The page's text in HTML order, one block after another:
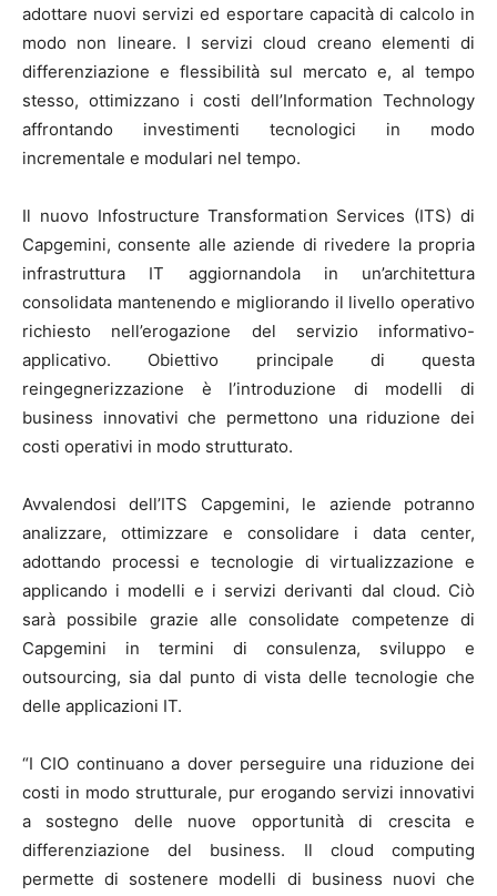
adottare nuovi servizi ed esportare capacità di calcolo in
modo non lineare. I servizi cloud creano elementi di
differenziazione e flessibilità sul mercato e, al tempo
stesso, ottimizzano i costi dell’Information Technology
affrontando investimenti tecnologici in modo
incrementale e modulari nel tempo.
Il nuovo Infostructure Transformation Services (ITS) di
Capgemini, consente alle aziende di rivedere la propria
infrastruttura IT aggiornandola in un’architettura
consolidata mantenendo e migliorando il livello operativo
richiesto nell’erogazione del servizio informativo-
applicativo. Obiettivo principale di questa
reingegnerizzazione è l’introduzione di modelli di
business innovativi che permettono una riduzione dei
costi operativi in modo strutturato.
Avvalendosi dell’ITS Capgemini, le aziende potranno
analizzare, ottimizzare e consolidare i data center,
adottando processi e tecnologie di virtualizzazione e
applicando i modelli e i servizi derivanti dal cloud. Ciò
sarà possibile grazie alle consolidate competenze di
Capgemini in termini di consulenza, sviluppo e
outsourcing, sia dal punto di vista delle tecnologie che
delle applicazioni IT.
“I CIO continuano a dover perseguire una riduzione dei
costi in modo strutturale, pur erogando servizi innovativi
a sostegno delle nuove opportunità di crescita e
differenziazione del business. Il cloud computing
permette di sostenere modelli di business nuovi che